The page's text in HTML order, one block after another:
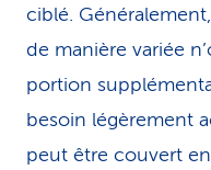
ciblé.
de manière variée
portion
besoin légèrement
peut être couvert